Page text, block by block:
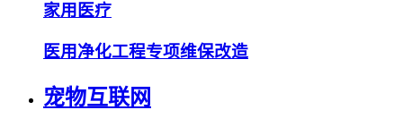
家用医疗
医用净化工程专项维保改造
宠物互联网